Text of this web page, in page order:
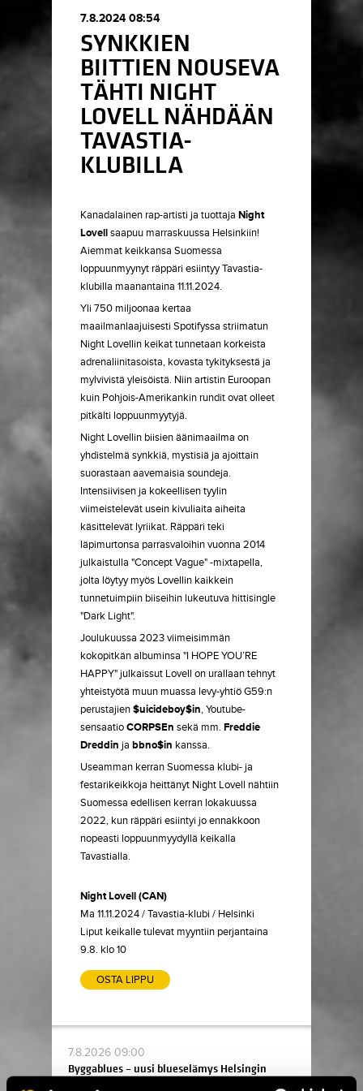
7.8.2024 08:54
SYNKKIEN
BIITTIEN NOUSEVA
TÄHTI NIGHT
LOVELL NÄHDÄÄN
TAVASTIA-
KLUBILLA
Kanadalainen rap-artisti ja tuottaja Night
Lovellsaapuu marraskuussa Helsinkiin!
Aiemmat keikkansa Suomessa
loppuunmyynyt räppäri esiintyy Tavastia-
klubilla maanantaina 11.11.2024.
Yli 750 miljoonaa kertaa
maailmanlaajuisesti Spotifyssa striimatun
Night Lovellin keikat tunnetaan korkeista
adrenaliinitasoista, kovasta tykityksestä ja
mylvivistä yleisöistä. Niin artistin Euroopan
kuin Pohjois-Amerikankin rundit ovat olleet
pitkälti loppuunmyytyjä.
Night Lovellin biisien äänimaailma on
yhdistelmä synkkiä, mystisiä ja ajoittain
suorastaan aavemaisia soundeja.
Intensiivisen ja kokeellisen tyylin
viimeistelevät usein kivuliaita aiheita
käsittelevät lyriikat. Räppäri teki
läpimurtonsa parrasvaloihin vuonna 2014
julkaistulla "Concept Vague" -mixtapella,
jolta löytyy myös Lovellin kaikkein
tunnetuimpiin biiseihin lukeutuva hittisingle
"Dark Light".
Joulukuussa 2023 viimeisimmän
kokopitkän albuminsa "I HOPE YOU’RE
HAPPY" julkaissut Lovell on urallaan tehnyt
yhteistyötä muun muassa levy-yhtiö G59:n
perustajien$uicideboy$in, Youtube-
sensaatioCORPSEn sekä mm. Freddie
Dreddin ja bbno$in kanssa.
Useamman kerran Suomessa klubi- ja
festarikeikkoja heittänyt Night Lovell nähtiin
Suomessa edellisen kerran lokakuussa
2022, kun räppäri esiintyi jo ennakkoon
nopeasti loppuunmyydyllä keikalla
Tavastialla.
Night Lovell (CAN)
Ma 11.11.2024 / Tavastia-klubi / Helsinki
Liput keikalle tulevat myyntiin perjantaina
9.8. klo 10
OSTA LIPPU
7.8.2026 09:00
Byggablues – uusi blueselämys Helsingin